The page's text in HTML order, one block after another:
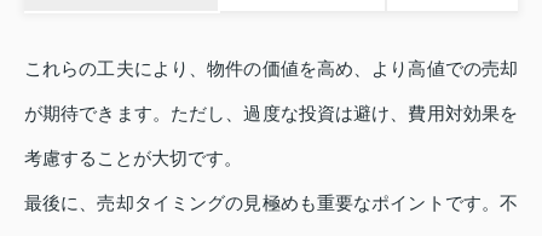
これらの工夫により、物件の価値を高め、より高値での売却
が期待できます。ただし、過度な投資は避け、費用対効果を
考慮することが大切です。
最後に、売却タイミングの見極めも重要なポイントです。不